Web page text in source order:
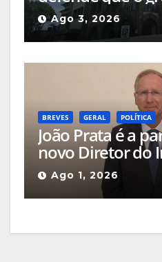
deveria
projeto que
implementar no
Ago 3, 2026
BREVES GERAL POLÍTICA
João Prata é a
novo Diretor do
Emprego e
Profissional da
Ago 1, 2026